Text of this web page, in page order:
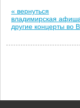
« вернуться
владимирская
другие концерты во